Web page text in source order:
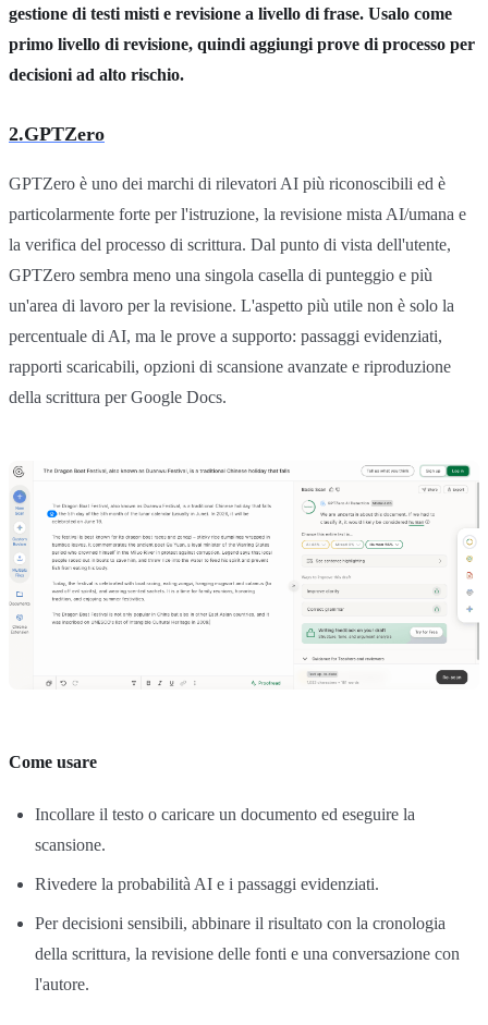
gestione di testi misti e revisione a livello di frase. Usalo come
primo livello di revisione, quindi aggiungi prove di processo per
decisioni ad alto rischio.
2.GPTZero
GPTZero è uno dei marchi di rilevatori AI più riconoscibili ed è
particolarmente forte per l'istruzione, la revisione mista AI/umana e
la verifica del processo di scrittura. Dal punto di vista dell'utente,
GPTZero sembra meno una singola casella di punteggio e più
un'area di lavoro per la revisione. L'aspetto più utile non è solo la
percentuale di AI, ma le prove a supporto: passaggi evidenziati,
rapporti scaricabili, opzioni di scansione avanzate e riproduzione
della scrittura per Google Docs.
Come usare
Incollare il testo o caricare un documento ed eseguire la
scansione.
Rivedere la probabilità AI e i passaggi evidenziati.
Per decisioni sensibili, abbinare il risultato con la cronologia
della scrittura, la revisione delle fonti e una conversazione con
l'autore.